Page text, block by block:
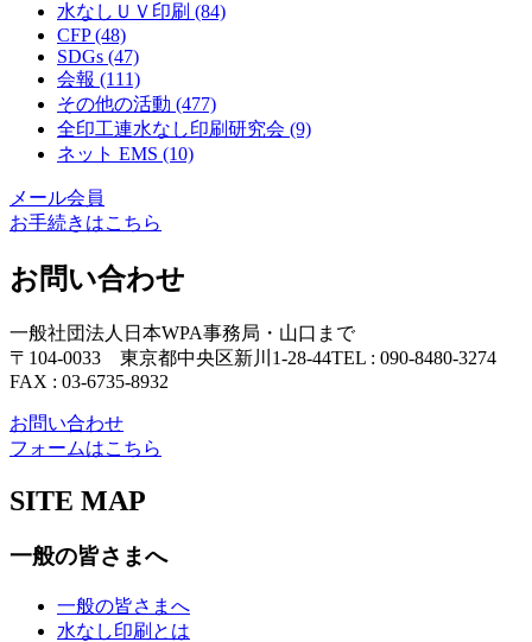
水なしＵＶ印刷 (84)
CFP(48)
SDGs (47)
会報 (111)
その他の活動 (477)
全印工連水なし印刷研究会 (9)
ネット EMS (10)
メール会員
お手続きはこちら
お問い合わせ
一般社団法人日本WPA事務局・山口まで
〒104-0033 東京都中央区新川1-28-44TEL : 090-8480-3274
FAX : 03-6735-8932
お問い合わせ
フォームはこちら
SITE MAP
一般の皆さまへ
一般の皆さまへ
水なし印刷とは